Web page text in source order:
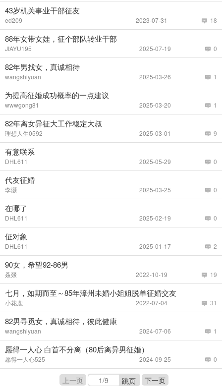
43岁机关事业干部征友
ed209 18
2023-07-31
88年女带女娃，征个部队转业干部
JIAYU195 0
2025-07-19
82年男找女，真诚相待
wangshiyuan 1
2025-03-26
为提高征婚成功概率的一点建议
wwwgong81 1
2025-03-20
82年离女异征大工作稳定大叔
理想人生0592 9
2025-03-01
有意联系
DHL611 0
2025-05-29
代友征婚
李灏 0
2025-03-25
在哪了
DHL611 0
2025-02-19
佂对象
DHL611 2
2025-01-17
90女，希望92-86男
叒叕 19
2022-10-19
七月，如期而至～85年漳州未婚小姐姐脱单征婚交友
小花鹿 31
2022-07-04
82男寻觅女，真诚相待，彼此健康
wangshiyuan 1
2024-07-06
愿得一人心 白首不分离（80后离异男征婚）
愿得一人心525 0
2024-09-25
上一页 跳页 下一页